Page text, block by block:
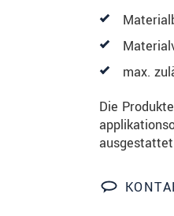
max.
Die